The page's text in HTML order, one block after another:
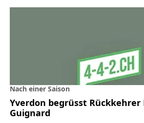
Nach einer Saison
Yverdon begrüsst Rückkehrer
Guignard